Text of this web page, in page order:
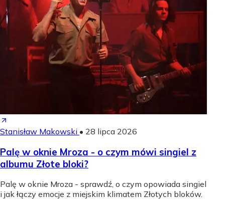
Stanisław Makowski • 28 lipca 2026
Palę w oknie Mroza - o czym mówi singiel z
albumu Złote bloki?
Palę w oknie Mroza - sprawdź, o czym opowiada singiel
i jak łączy emocje z miejskim klimatem Złotych bloków.